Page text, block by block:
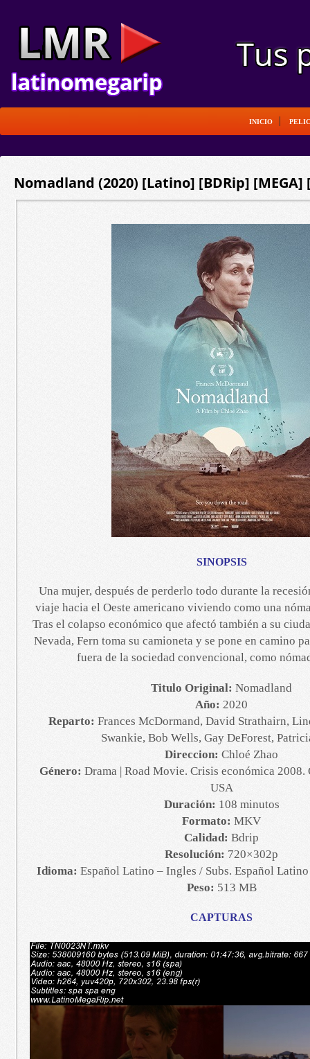
INICIO
Nomadland (2020) [Latino] [BDRip] [MEGA]
SINOPSIS
Una mujer, después de perderlo todo durante la
viaje hacia el Oeste americano viviendo como una
Tras el colapso económico que afectó también a su
Nevada, Fern toma su camioneta y se pone en camino
fuera de la sociedad convencional, como
Titulo Original: Nomadland
Año: 2020
Reparto: Frances McDormand, David Strathairn,
Swankie, Bob Wells, Gay DeForest,
Direccion: Chloé Zhao
Género: Drama | Road Movie. Crisis económica 2008.
USA
Duración: 108 minutos
Formato: MKV
Calidad: Bdrip
Resolución: 720×302p
Idioma: Español Latino – Ingles / Subs. Español
Peso: 513 MB
CAPTURAS